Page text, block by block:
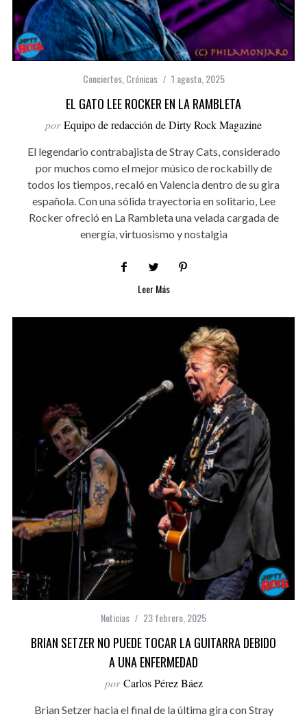
Conciertos, Crónicas 1 agosto, 2025
EL GATO LEE ROCKER EN LA RAMBLETA
por Equipo de redacción de Dirty Rock Magazine
El legendario contrabajista de Stray Cats, considerado
por muchos como el mejor músico de rockabilly de
todos los tiempos, recaló en Valencia dentro de su gira
española. Con una sólida trayectoria en solitario, Lee
Rocker ofreció en La Rambleta una velada cargada de
energía, virtuosismo y nostalgia
Leer Más
Noticias 23 febrero, 2025
BRIAN SETZER NO PUEDE TOCAR LA GUITARRA DEBIDO
A UNA ENFERMEDAD
por Carlos Pérez Báez
Brian Setzer hacia el final de la última gira con Stray